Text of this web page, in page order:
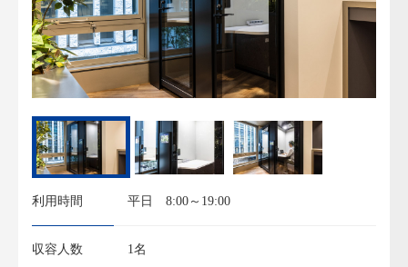
利用時間 平日 8:00～19:00
収容人数 1名